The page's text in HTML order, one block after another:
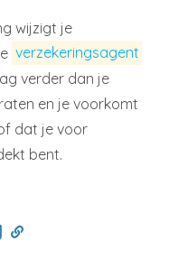
wijzigt je
verzekeringsagent
verder dan je
en je voorkomt
dat je voor
bent.